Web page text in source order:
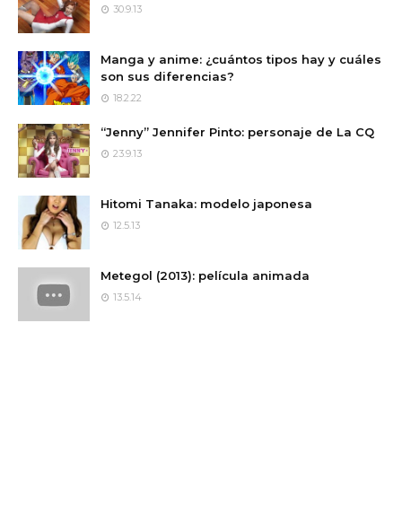
30.9.13
Manga y anime: ¿cuántos tipos hay y cuáles
son sus diferencias?
18.2.22
“Jenny” Jennifer Pinto: personaje de La CQ
23.9.13
Hitomi Tanaka: modelo japonesa
12.5.13
Metegol (2013): película animada
13.5.14